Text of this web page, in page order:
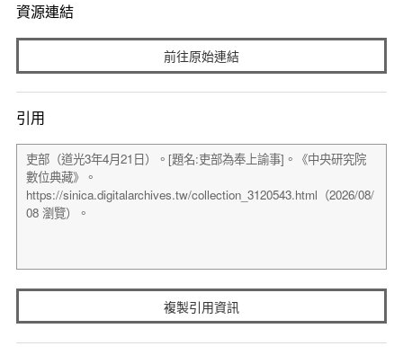
資源連結
前往原始連結
引用
複製引用資訊